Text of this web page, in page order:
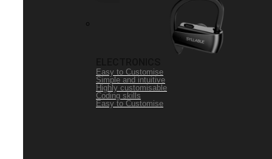
Easy to Customise
Simple and intuitive
Highly customisable
Coding skills
Easy to Customise